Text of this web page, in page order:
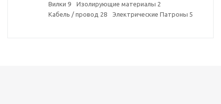
Вилки 9 Изолирующие материалы 2
Кабель / провод 28 Электрические Патроны 5